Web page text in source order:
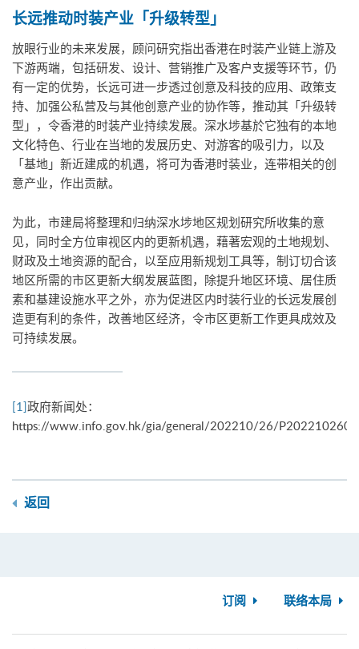
长远推动时装产业「升级转型」
放眼行业的未来发展，顾问研究指出香港在时装产业链上游及
下游两端，包括研发、设计、营销推广及客户支援等环节，仍
有一定的优势，长远可进一步透过创意及科技的应用、政策支
持、加强公私营及与其他创意产业的协作等，推动其「升级转
型」，令香港的时装产业持续发展。深水埗基於它独有的本地
文化特色、行业在当地的发展历史、对游客的吸引力，以及
「基地」新近建成的机遇，将可为香港时装业，连带相关的创
意产业，作出贡献。
为此，市建局将整理和归纳深水埗地区规划研究所收集的意
见，同时全方位审视区内的更新机遇，藉著宏观的土地规划、
财政及土地资源的配合，以至应用新规划工具等，制订切合该
地区所需的市区更新大纲发展蓝图，除提升地区环境、居住质
素和基建设施水平之外，亦为促进区内时装行业的长远发展创
造更有利的条件，改善地区经济，令市区更新工作更具成效及
可持续发展。
[1]政府新闻处：
https://www.info.gov.hk/gia/general/202210/26/
返回
订阅 联络本局